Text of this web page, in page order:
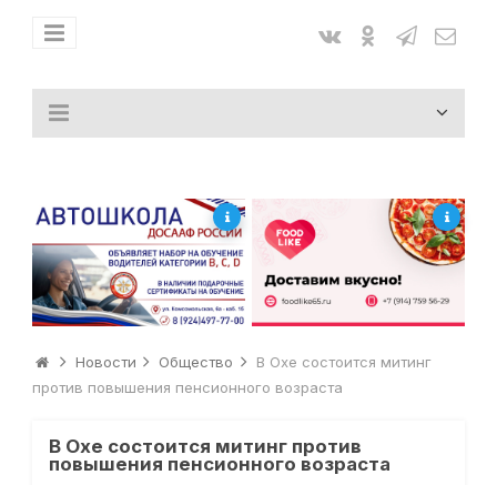
Новости Общество
В Охе состоится митинг
против повышения пенсионного возраста
В Охе состоится митинг против
повышения пенсионного возраста